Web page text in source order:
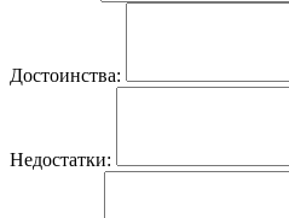
Достоинства:
Недостатки: